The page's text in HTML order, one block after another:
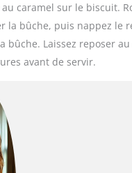
au caramel sur le biscuit.
la bûche, puis nappez le
bûche. Laissez reposer
avant de servir.